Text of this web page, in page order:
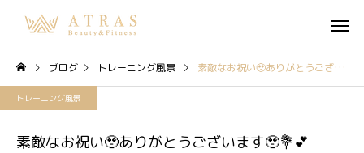
ブログ トレーニング風景 素敵なお祝い🥹ありがとうございます🥹💐💕
トレーニング風景
素敵なお祝い🥹ありがとうございます🥹💐💕